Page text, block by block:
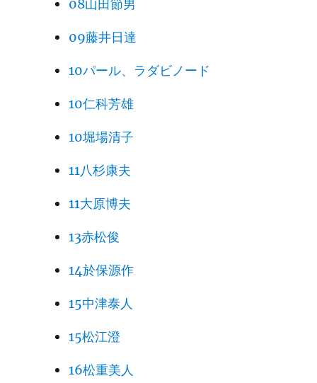
08山田節男
09藤井日達
10パール、ラダビノード
10仁科芳雄
10堀場清子
11八杉康夫
11大原博夫
13赤松俊
14於保源作
15中津泰人
15松江澄
16松重美人